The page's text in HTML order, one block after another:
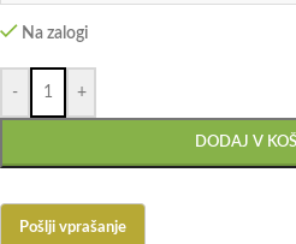
Na zalogi
- +
DODAJ V